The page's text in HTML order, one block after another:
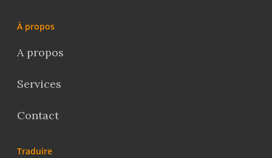
À propos
A propos
Services
Contact
Traduire